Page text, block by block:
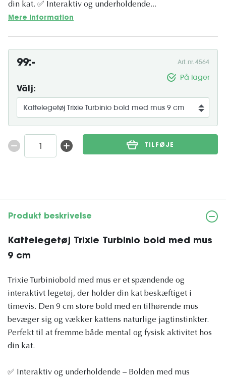
din kat. ✅ Interaktiv og underholdende...
Mere information
99:- Art. nr. 4564
På lager
Välj:
TILFØJE
Produkt beskrivelse
Kattelegetøj Trixie Turbinio bold med mus
9 cm
Trixie Turbiniobold med mus er et spændende og
interaktivt legetøj, der holder din kat beskæftiget i
timevis. Den 9 cm store bold med en tilhørende mus
bevæger sig og vækker kattens naturlige jagtinstinkter.
Perfekt til at fremme både mental og fysisk aktivitet hos
din kat.
✅ Interaktiv og underholdende – Bolden med mus